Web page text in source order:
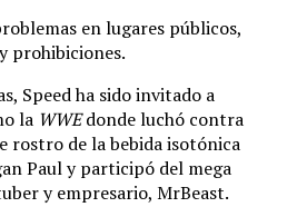
en lugares públicos,
y prohibiciones.
Speed ha sido invitado a
la WWEdonde luchó contra
rostro de la bebida isotónica
Paul y participó del mega
y empresario, MrBeast.